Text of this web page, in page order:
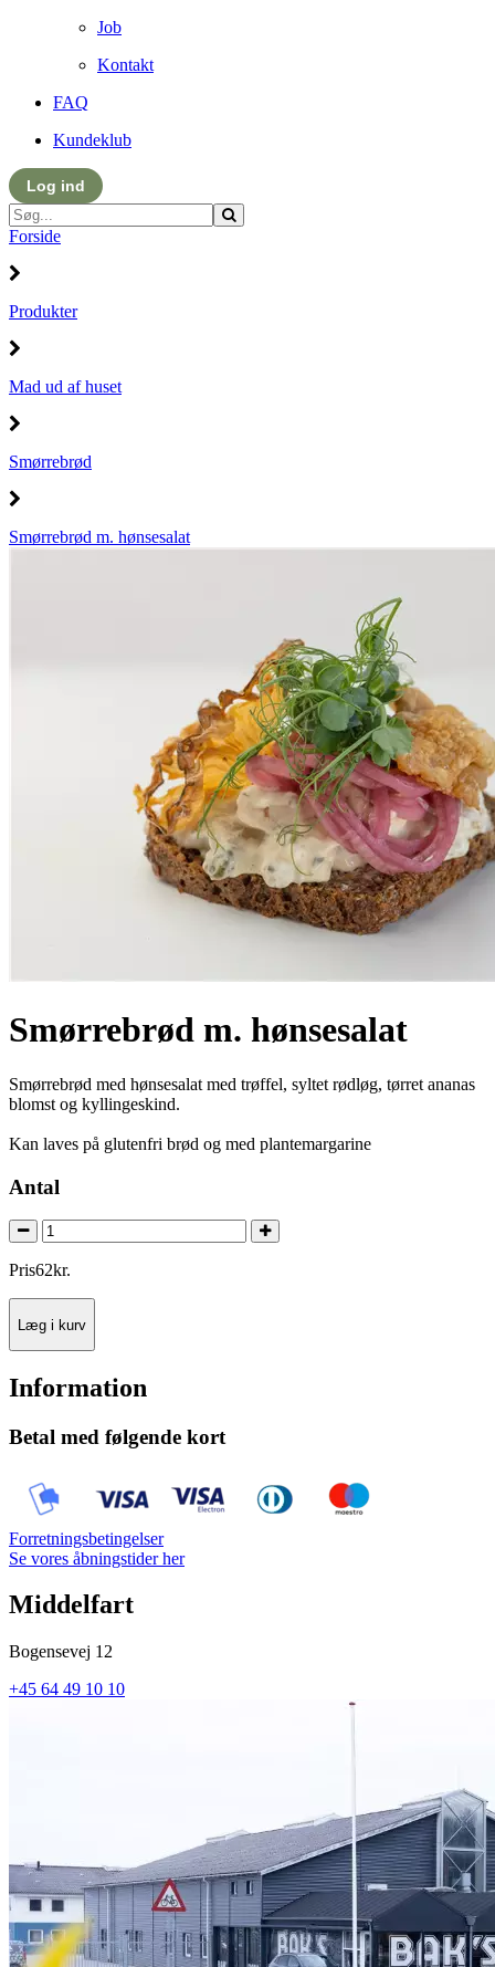
Job
Kontakt
FAQ
Kundeklub
Log ind
Forside
Produkter
Mad ud af huset
Smørrebrød
Smørrebrød m. hønsesalat
Smørrebrød m. hønsesalat
Smørrebrød med hønsesalat med trøffel, syltet rødløg, tørret ananas
blomst og kyllingeskind.
Kan laves på glutenfri brød og med plantemargarine
Antal
Pris62kr.
Læg i kurv
Information
Betal med følgende kort
Forretningsbetingelser
Se vores åbningstider her
Middelfart
Bogensevej 12
+45 64 49 10 10